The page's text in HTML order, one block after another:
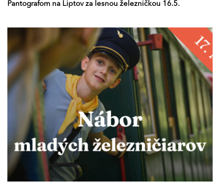
Pantografom na Liptov za lesnou železničkou 16.5.